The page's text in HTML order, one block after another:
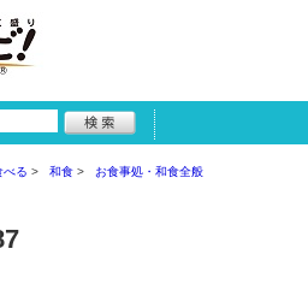
べる 和食 お食事処・和食全般